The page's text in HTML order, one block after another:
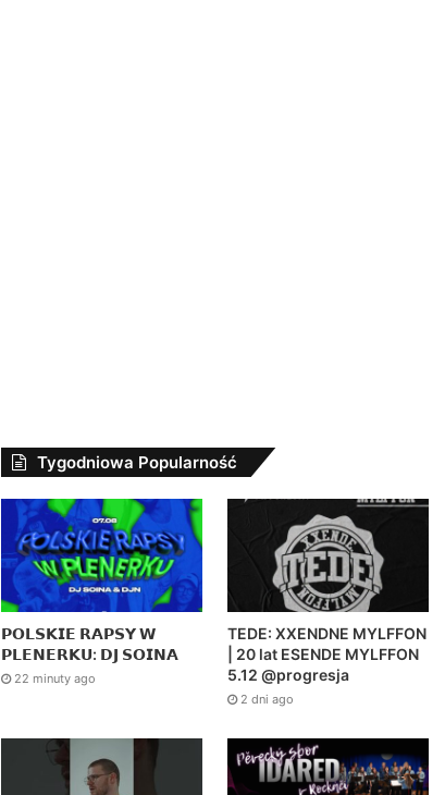
Tygodniowa Popularność
𝗣𝗢𝗟𝗦𝗞𝗜𝗘 𝗥𝗔𝗣𝗦𝗬 𝗪
𝗣𝗟𝗘𝗡𝗘𝗥𝗞𝗨: 𝗗𝗝 𝗦𝗢𝗜𝗡𝗔
22 minuty ago
TEDE: XXENDNE MYLFFON
| 20 lat ESENDE MYLFFON
5.12 @progresja
2 dni ago